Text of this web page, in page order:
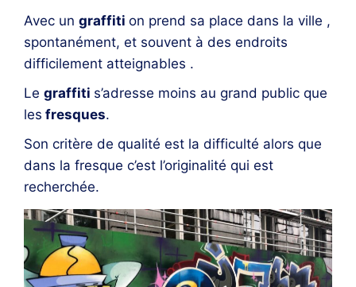
Avec un graffiti on prend sa place dans la ville ,
spontanément, et souvent à des endroits
difficilement atteignables .
Le graffiti s’adresse moins au grand public que
les fresques.
Son critère de qualité est la difficulté alors que
dans la fresque c’est l’originalité qui est
recherchée.